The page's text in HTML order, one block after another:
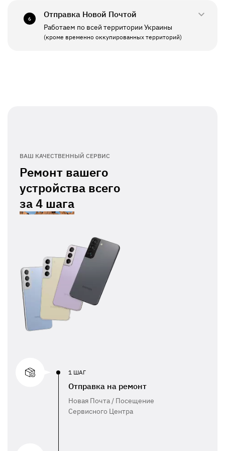
ПН - ПТ
11:00 - 19:00
Выходной
6 Отправка Новой Почтой
Работаем по всей территории Украины
(кроме временно оккупированных территорий)
ВАШ КАЧЕСТВЕННЫЙ СЕРВИС
Ремонт вашего
устройства всего
за4 шага
1 ШАГ
Отправка на ремонт
Новая Почта / Посещение
Сервисного Центра